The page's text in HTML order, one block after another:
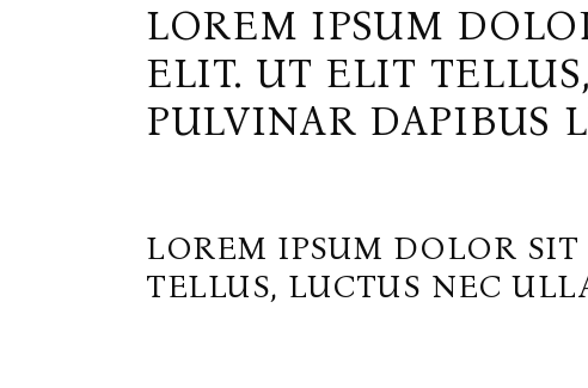
LOREM IPSUM
ELIT. UT ELIT
PULVINAR DAPIBUS
LOREM IPSUM DOLOR
TELLUS, LUCTUS NEC